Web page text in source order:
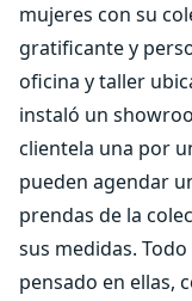
mujeres con su
gratificante y
oficina y taller
instaló un
clientela una por
pueden agendar
prendas de la
sus medidas.
pensado en ellas,